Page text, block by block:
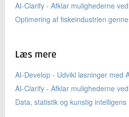
AI-Clarify - Afklar mulighederne
Optimering af fiskeindustrien
Læs mere
AI-Develop - Udvikl løsninger med
AI-Clarify - Afklar mulighederne
Data, statistik og kunstig intelligens